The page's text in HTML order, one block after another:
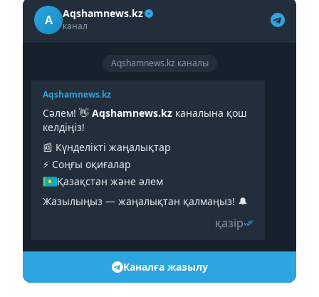
A Aqshamnews.kz
канал
Aqshamnews.kz каналы
Aqshamnews.kz
Сәлем! 👋 Aqshamnews.kz каналына қош
келдіңіз!
📰 Күнделікті жаңалықтар
⚡️ Соңғы оқиғалар
Қазақстан және әлем
Жазылыңыз — жаңалықтан қалмаңыз! 🔔
қазір
Каналға жазылу